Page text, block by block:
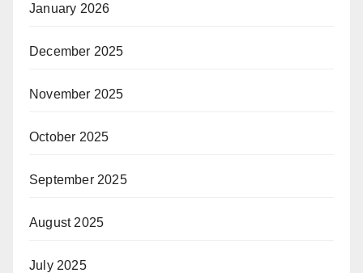
January 2026
December 2025
November 2025
October 2025
September 2025
August 2025
July 2025